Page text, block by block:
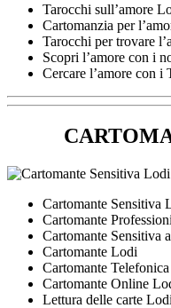
Tarocchi sull’amore
Cartomanzia per
Tarocchi per trovare
Scopri l’amore con i
Cercare l’amore con i
Cartomante Sensitiva
Cartomante
Cartomante Sensitiva
Cartomante Lodi
Cartomante
Cartomante Online
Lettura delle carte Lodi